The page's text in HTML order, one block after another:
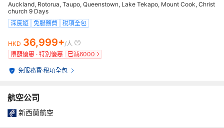
Auckland, Rotorua, Taupo, Queenstown, Lake Tekapo, Mount Cook, Christ
church 9 Days
深度遊
免服務費 稅項全包
HKD 36,999+/人
限額優惠 · 特別優惠
已減6000
免服務費·稅項全包
航空公司
新西蘭航空